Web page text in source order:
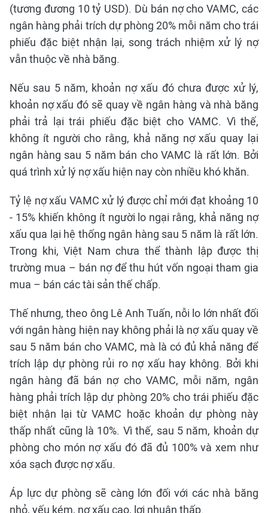
(tương đương 10 tỷ USD). Dù bán nợ cho VAMC, các
ngân hàng phải trích dự phòng 20% mỗi năm cho trái
phiếu đặc biệt nhận lại, song trách nhiệm xử lý nợ
vẫn thuộc về nhà băng.
Nếu sau 5 năm, khoản nợ xấu đó chưa được xử lý,
khoản nợ xấu đó sẽ quay về ngân hàng và nhà băng
phải trả lại trái phiếu đặc biệt cho VAMC. Vì thế,
không ít người cho rằng, khả năng nợ xấu quay lại
ngân hàng sau 5 năm bán cho VAMC là rất lớn. Bởi
quá trình xử lý nợ xấu hiện nay còn nhiều khó khăn.
Tỷ lệ nợ xấu VAMC xử lý được chỉ mới đạt khoảng 10
- 15% khiến không ít người lo ngại rằng, khả năng nợ
xấu qua lại hệ thống ngân hàng sau 5 năm là rất lớn.
Trong khi, Việt Nam chưa thể thành lập được thị
trường mua – bán nợ để thu hút vốn ngoại tham gia
mua – bán các tài sản thế chấp.
Thế nhưng, theo ông Lê Anh Tuấn, nỗi lo lớn nhất đối
với ngân hàng hiện nay không phải là nợ xấu quay về
sau 5 năm bán cho VAMC, mà là có đủ khả năng để
trích lập dự phòng rủi ro nợ xấu hay không. Bởi khi
ngân hàng đã bán nợ cho VAMC, mỗi năm, ngân
hàng phải trích lập dự phòng 20% cho trái phiếu đặc
biệt nhận lại từ VAMC hoặc khoản dự phòng này
thấp nhất cũng là 10%. Vì thế, sau 5 năm, khoản dự
phòng cho món nợ xấu đó đã đủ 100% và xem như
xóa sạch được nợ xấu.
Áp lực dự phòng sẽ càng lớn đối với các nhà băng
nhỏ, yếu kém, nợ xấu cao, lợi nhuận thấp.